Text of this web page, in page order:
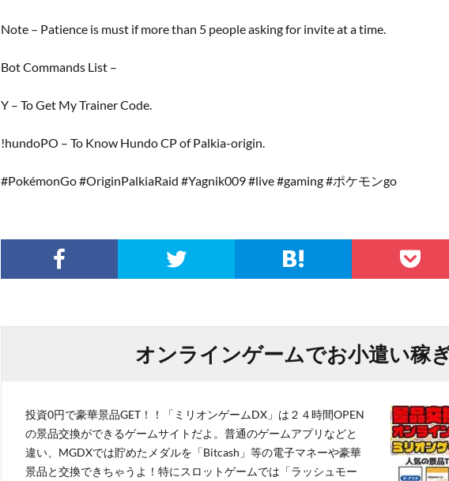
Note – Patience is must if more than 5 people asking for invite at a time.
Bot Commands List –
Y – To Get My Trainer Code.
!hundoPO – To Know Hundo CP of Palkia-origin.
#PokémonGo #OriginPalkiaRaid #Yagnik009 #live #gaming #ポケモンgo
オンラインゲームでお小遣い稼
投資0円で豪華景品GET！！「ミリオンゲームDX」は２４時間OPEN
の景品交換ができるゲームサイトだよ。普通のゲームアプリなどと
違い、MGDXでは貯めたメダルを「Bitcash」等の電子マネーや豪華
景品と交換できちゃうよ！特にスロットゲームでは「ラッシュモー